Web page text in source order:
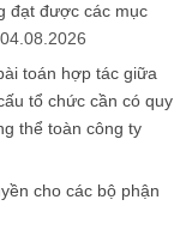
đạt được các mục
04.08.2026
toán hợp tác giữa
tổ chức cần có quy
thể toàn công ty
cho các bộ phận